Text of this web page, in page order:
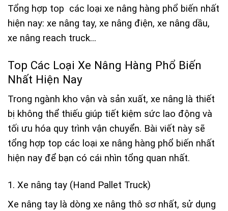
Tổng hợp top các loại xe nâng hàng phổ biến nhất
hiện nay: xe nâng tay, xe nâng điện, xe nâng dầu,
xe nâng reach truck…
Top Các Loại Xe Nâng Hàng Phổ Biến
Nhất Hiện Nay
Trong ngành kho vận và sản xuất, xe nâng là thiết
bị không thể thiếu giúp tiết kiệm sức lao động và
tối ưu hóa quy trình vận chuyển. Bài viết này sẽ
tổng hợp top các loại xe nâng hàng phổ biến nhất
hiện nay để bạn có cái nhìn tổng quan nhất.
1. Xe nâng tay (Hand Pallet Truck)
Xe nâng tay là dòng xe nâng thô sơ nhất, sử dụng